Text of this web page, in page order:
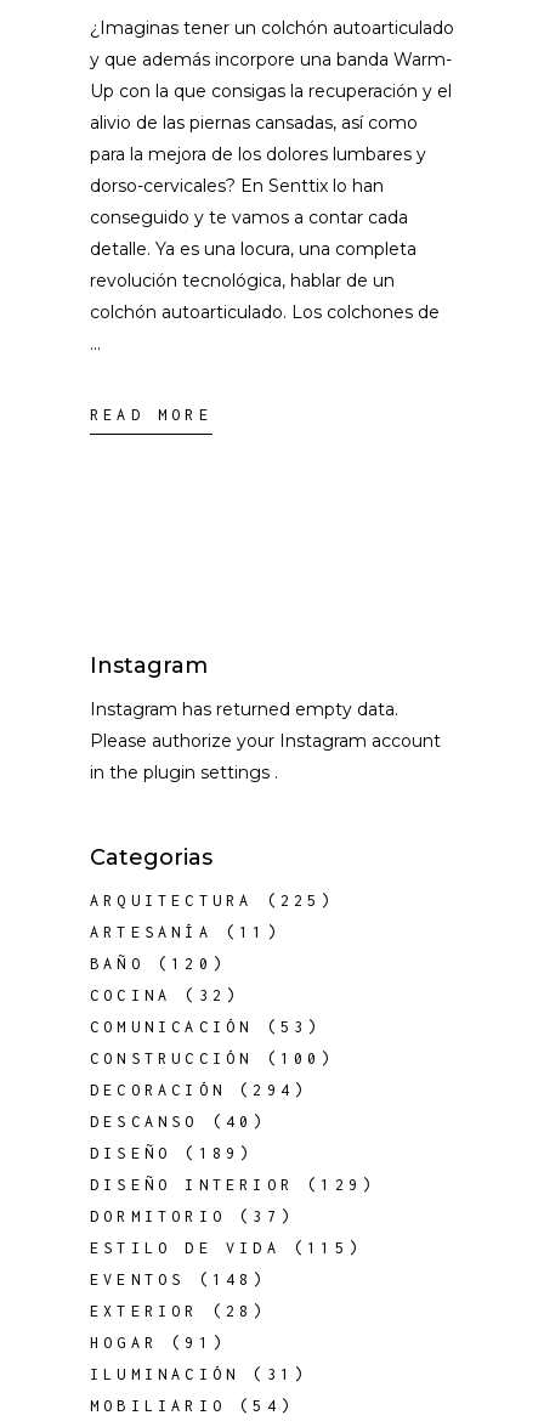
¿Imaginas tener un colchón autoarticulado
y que además incorpore una banda Warm-
Up con la que consigas la recuperación y el
alivio de las piernas cansadas, así como
para la mejora de los dolores lumbares y
dorso-cervicales? En Senttix lo han
conseguido y te vamos a contar cada
detalle. Ya es una locura, una completa
revolución tecnológica, hablar de un
colchón autoarticulado. Los colchones de
READ MORE
Instagram
Instagram has returned empty data.
Please authorize your Instagram account
in the plugin settings .
Categorias
ARQUITECTURA
(225)
ARTESANÍA
(11)
BAÑO
(120)
COCINA
(32)
COMUNICACIÓN
(53)
CONSTRUCCIÓN
(100)
DECORACIÓN
(294)
DESCANSO
(40)
DISEÑO
(189)
DISEÑO INTERIOR
(129)
DORMITORIO
(37)
ESTILO DE VIDA
(115)
EVENTOS
(148)
EXTERIOR
(28)
HOGAR
(91)
ILUMINACIÓN
(31)
MOBILIARIO
(54)